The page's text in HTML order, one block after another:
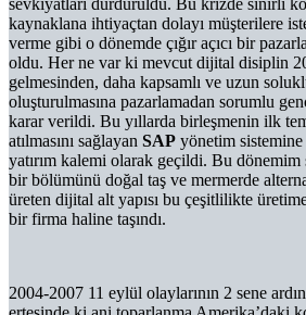
sevkiyatları durduruldu. Bu krizde sınırlı
kaynaklana ihtiyaçtan dolayı müşterilere
verme gibi o dönemde çığır açıcı bir
oldu. Her ne var ki mevcut dijital disiplin
gelmesinden, daha kapsamlı ve uzun
oluşturulmasına pazarlamadan sorumlu
karar verildi. Bu yıllarda birleşmenin ilk
atılmasını sağlayan SAP yönetim sistemine
yatırım kalemi olarak geçildi. Bu
bir bölümünü doğal taş ve mermerde
üreten dijital alt yapısı bu çeşitlilikte
bir firma haline taşındı.
2004-2007 11 eylül olaylarının 2 sene